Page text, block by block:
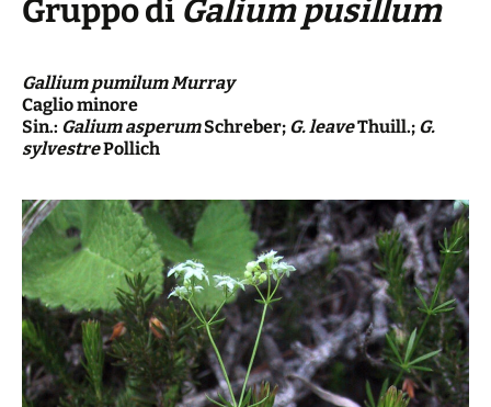
Gruppo di Galium pusillum
Gallium pumilum Murray
Caglio minore
Sin.: Galium asperumSchreber; G. leaveThuill.; G.
sylvestrePollich